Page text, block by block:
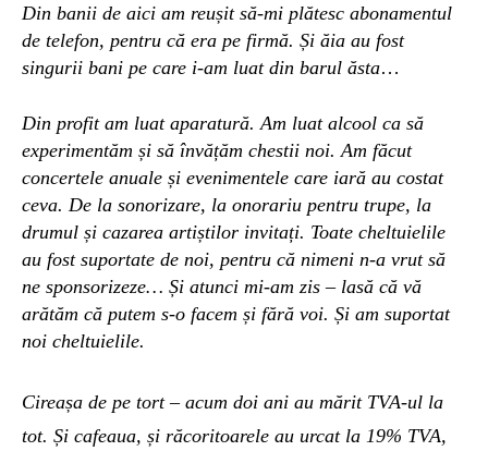
Din banii de aici am reușit să-mi plătesc abonamentul
de telefon, pentru că era pe firmă. Și ăia au fost
singurii bani pe care i-am luat din barul ăsta…
Din profit am luat aparatură. Am luat alcool ca să
experimentăm și să învățăm chestii noi. Am făcut
concertele anuale și evenimentele care iară au costat
ceva. De la sonorizare, la onorariu pentru trupe, la
drumul și cazarea artiștilor invitați. Toate cheltuielile
au fost suportate de noi, pentru că nimeni n-a vrut să
ne sponsorizeze… Și atunci mi-am zis – lasă că vă
arătăm că putem s-o facem și fără voi. Și am suportat
noi cheltuielile.
Cireașa de pe tort – acum doi ani au mărit TVA-ul la
tot. Și cafeaua, și răcoritoarele au urcat la 19% TVA,